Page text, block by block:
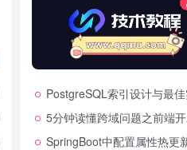
PostgreSQL索引设计与最
5分钟读懂跨域问题之前端
SpringBoot中配置属性热更